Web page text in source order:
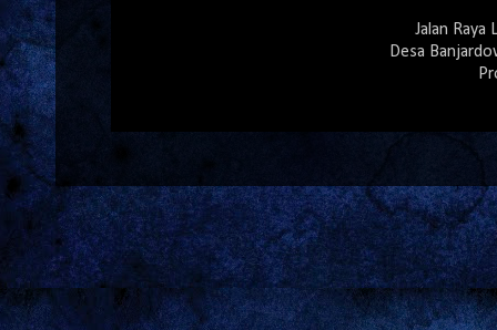
Jalan Raya
Desa